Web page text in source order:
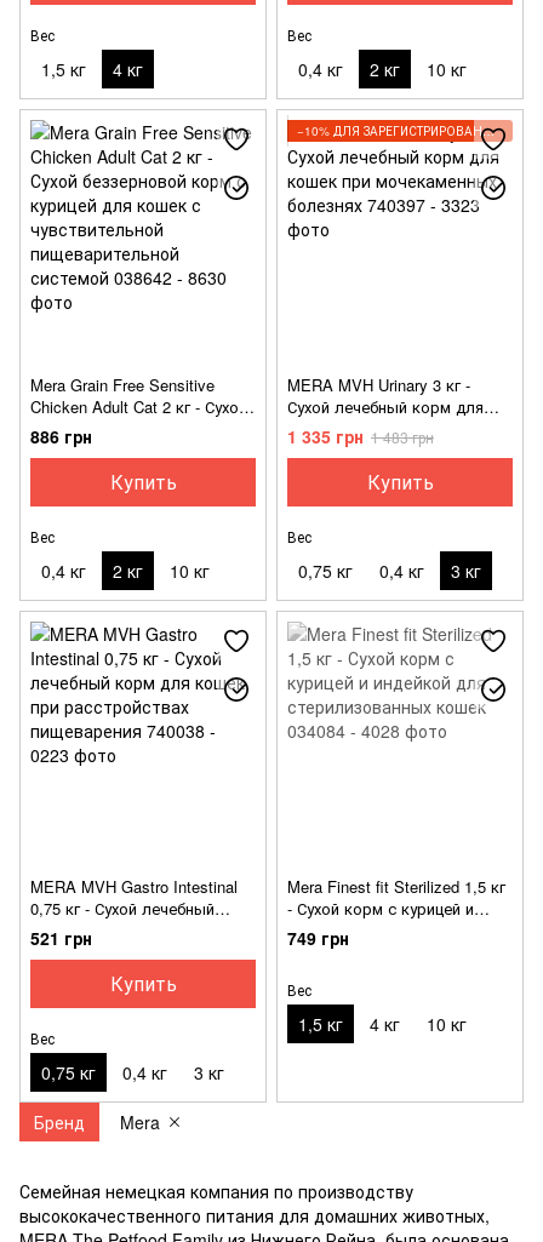
Вес
1,5 кг 4 кг
Вес
0,4 кг 2 кг 10 кг
Mera Grain Free Sensitive
Chicken Adult Cat 2 кг - Сухой
беззерновой корм с курицей
для кошек с чувствительной
пищеварительной системой
886 грн
Купить
Вес
0,4 кг 2 кг 10 кг
−10% ДЛЯ ЗАРЕГИСТРИРОВАННЫХ КЛИЕНТОВ
MERA MVH Urinary 3 кг -
Сухой лечебный корм для
кошек при мочекаменных
болезнях
1 335 грн 1 483 грн
Купить
Вес
0,75 кг 0,4 кг 3 кг
MERA MVH Gastro Intestinal
0,75 кг - Сухой лечебный
корм для кошек при
расстройствах пищеварения
521 грн
Купить
Вес
0,75 кг 0,4 кг 3 кг
Mera Finest fit Sterilized 1,5 кг
- Сухой корм с курицей и
индейкой для
стерилизованных кошек
749 грн
Вес
1,5 кг 4 кг 10 кг
Семейная немецкая компания по производству
высококачественного питания для домашних животных,
Бренд Mera